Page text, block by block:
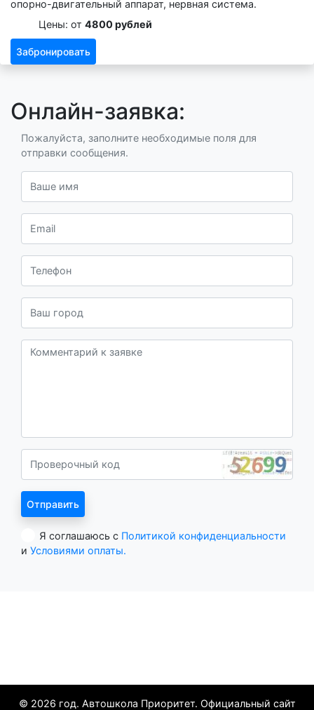
опорно-двигательный аппарат, нервная система.
Цены: от 4800 рублей
Забронировать
Онлайн-заявка:
Пожалуйста, заполните необходимые поля для
отправки сообщения.
Я соглашаюсь с Политикой конфиденциальности
и Условиями оплаты.
© 2026 год. Автошкола Приоритет. Официальный сайт